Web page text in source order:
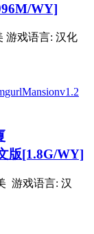
WY]
游戏语言: 汉化
版[1.8G/WY]
游戏语言: 汉